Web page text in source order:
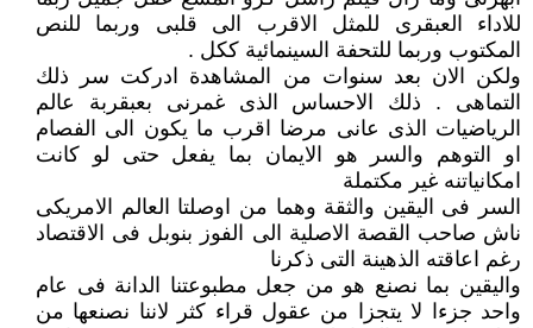
للاداء العبقرى للمثل الاقرب الى قلبى وربما للنص
المكتوب وربما للتحفة السينمائية ككل .
ولكن الان بعد سنوات من المشاهدة ادركت سر ذلك
التماهى . ذلك الاحساس الذى غمرنى بعبقربة عالم
الرياضيات الذى عانى مرضا اقرب ما يكون الى الفصام
او التوهم والسر هو الايمان بما يفعل حتى لو كانت
امكانياتنه غير مكتملة
السر فى اليقين والثقة وهما من اوصلتا العالم الامريكى
ناش صاحب القصة الاصلية الى الفوز بنوبل فى الاقتصاد
رغم اعاقته الذهينة التى ذكرنا
واليقين بما نصنع هو من جعل مطبوعتنا الدانة فى عام
واحد جزءا لا يتجزا من عقول قراء كثر لاننا نصنعها من